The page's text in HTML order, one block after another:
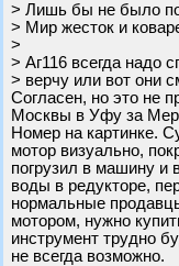
> Лишь бы не было
> Мир жесток и
>
> Аг116 всегда надо
> верчу или вот они
Согласен, но это не
Москвы в Уфу за
Номер на картинке.
мотор визуально,
погрузил в машину и
воды в редукторе,
нормальные
мотором, нужно
инструмент трудно
не всегда возможно.